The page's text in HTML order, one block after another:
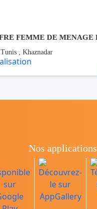
Tunis , Khaznadar
Nos applications